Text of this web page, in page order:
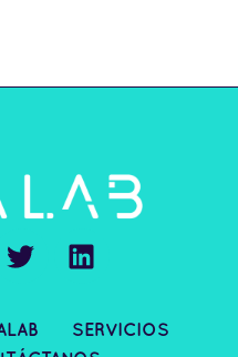
T
w
t
L
i
k
SERVICIOS